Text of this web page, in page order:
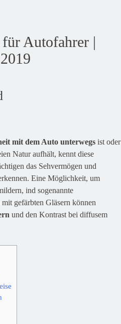
Autofahrer |
mit dem Auto unterwegs ist oder
Natur aufhält, kennt diese
das Sehvermögen und
Eine Möglichkeit, um
ind sogenannte
gefärbten Gläsern können
und den Kontrast bei diffusem